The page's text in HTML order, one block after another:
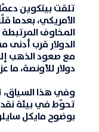
تلقت بيتكوين
الأمريكي، بعدما
المخاوف
الدولار قرب أدنى
دولار للأونصة، ما
وفي هذا السياق،
تحوّط في بيئة
بوضوحمايكل